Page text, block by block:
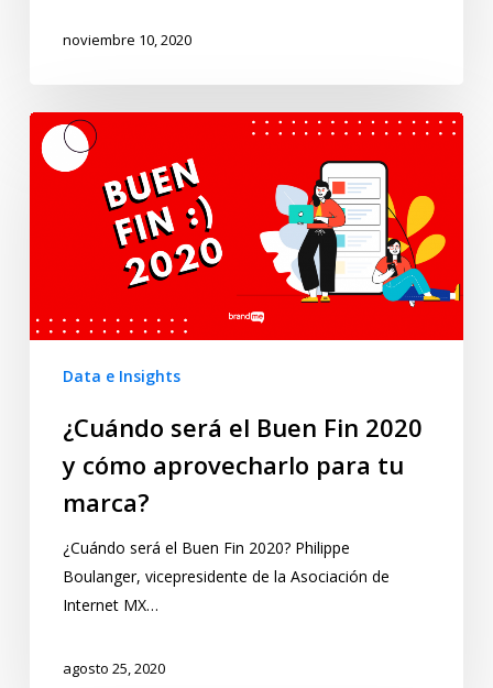
noviembre 10, 2020
Data e Insights
¿Cuándo será el Buen Fin 2020
y cómo aprovecharlo para tu
marca?
¿Cuándo será el Buen Fin 2020? Philippe
Boulanger, vicepresidente de la Asociación de
Internet MX…
agosto 25, 2020